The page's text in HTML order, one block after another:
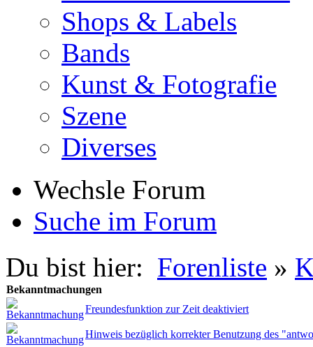
Shops & Labels
Bands
Kunst & Fotografie
Szene
Diverses
Wechsle Forum
Suche im Forum
Du bist hier: Forenliste »
Bekanntmachungen
Freundesfunktion zur Zeit deaktiviert
Hinweis bezüglich korrekter Benutzung des